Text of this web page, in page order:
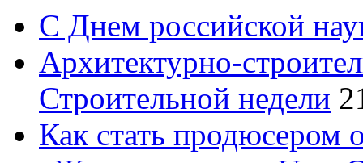
С Днем российской
Архитектурно-
Строительной недели
Как стать продюсером